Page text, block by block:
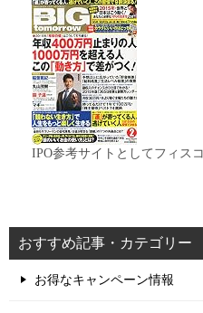
IPO参考サイトとしてフィス
おすすめ記事・カテゴリー
お得なキャンペーン情報